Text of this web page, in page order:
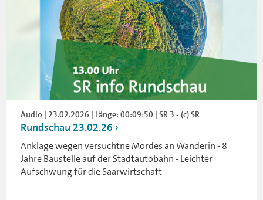
Audio | 23.02.2026 | Länge: 00:09:50 | SR 3 - (c) SR
Rundschau 23.02.26
Anklage wegen versuchtne Mordes an Wanderin - 8
Jahre Baustelle auf der Stadtautobahn - Leichter
Aufschwung für die Saarwirtschaft